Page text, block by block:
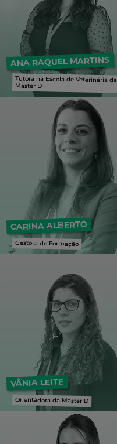
ANA RAQUEL MARTINS
Tutora na Escola de Veterinária da
Master D
CARINA ALBERTO
Gestora de Formação
VÂNIA LEITE
Orientadora da Master D